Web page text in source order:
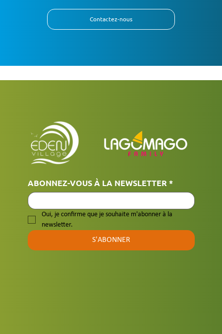
Contactez-nous
ABONNEZ-VOUS À LA NEWSLETTER*
Oui, je confirme que je souhaite m'abonner à la
newsletter.
S'ABONNER